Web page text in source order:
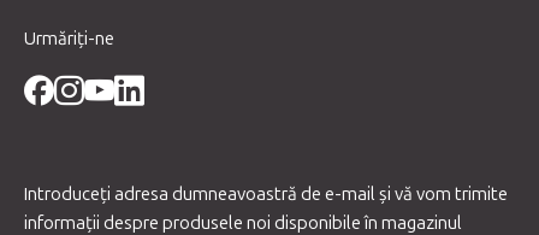
Urmăriți-ne
Introduceţi adresa dumneavoastră de e-mail şi vă vom trimite
informaţii despre produsele noi disponibile în magazinul